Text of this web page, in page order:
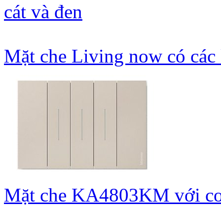
cát và đen
Mặt che Living now có
Mặt che KA4803KM với